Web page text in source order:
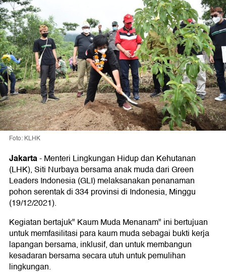
Foto: KLHK
Jakarta-Menteri Lingkungan Hidup dan Kehutanan
(LHK), Siti Nurbaya bersama anak muda dari Green
Leaders Indonesia (GLI) melaksanakan penanaman
pohon serentak di 334 provinsi di Indonesia, Minggu
(19/12/2021).
Kegiatan bertajuk" Kaum Muda Menanam" ini bertujuan
untuk memfasilitasi para kaum muda sebagai bukti kerja
lapangan bersama, inklusif, dan untuk membangun
kesadaran bersama secara utuh untuk pemulihan
lingkungan.